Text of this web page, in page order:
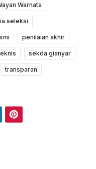
Warnata
seleksi
penilaian akhir
sekda gianyar
transparan